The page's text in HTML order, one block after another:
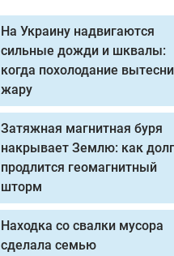
На Украину надвигаются
сильные дожди и шквалы:
когда похолодание
жару
Затяжная магнитная буря
накрывает Землю: как
продлится геомагнитный
шторм
Находка со свалки мусора
сделала семью